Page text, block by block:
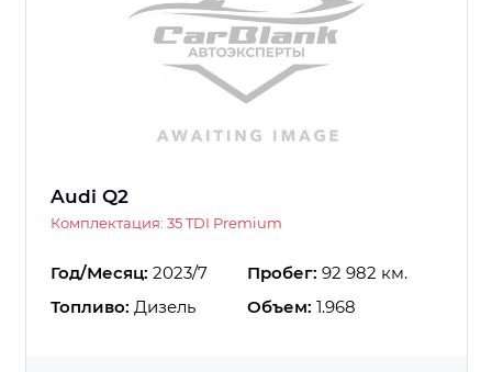
Audi Q2
Комплектация: 35 TDI Premium
Год/Месяц: 2023/7 Пробег: 92 982 км.
Топливо: Дизель Объем: 1.968